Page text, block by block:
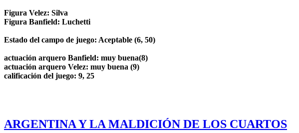
Figura Velez: Silva
Figura Banfield: Luchetti
Estado del campo de juego: Aceptable (6, 50)
actuación arquero Banfield: muy buena(8)
actuación arquero Velez: muy buena (9)
calificación del juego: 9, 25
ARGENTINA Y LA MALDICIÓN DE LOS CUARTOS